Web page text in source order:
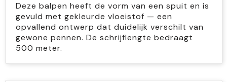
Deze balpen heeft de vorm van een spuit en is
gevuld met gekleurde vloeistof — een
opvallend ontwerp dat duidelijk verschilt van
gewone pennen. De schrijflengte bedraagt
500 meter.